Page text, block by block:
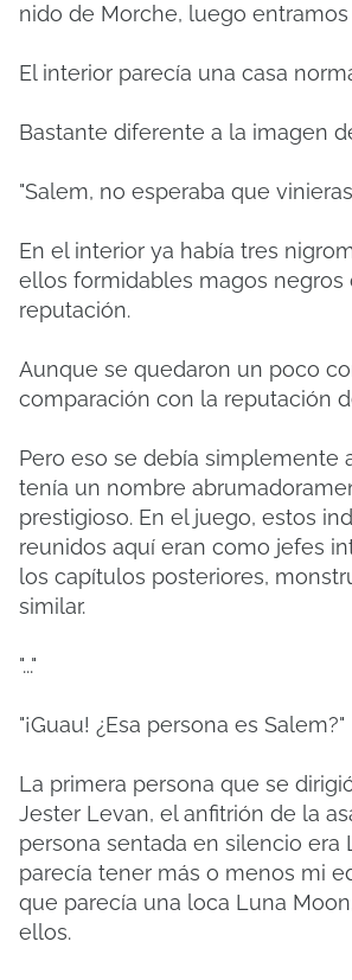
nido de Morche, luego entramos
El interior parecía una casa
Bastante diferente a la imagen
"Salem, no esperaba que
En el interior ya había tres
ellos formidables magos negros
reputación.
Aunque se quedaron un poco
comparación con la reputación
Pero eso se debía simplemente
tenía un nombre
prestigioso. En el juego, estos
reunidos aquí eran como jefes
los capítulos posteriores,
similar.
"..."
"¡Guau! ¿Esa persona es Salem?"
La primera persona que se
Jester Levan, el anfitrión de la
persona sentada en silencio era
parecía tener más o menos mi
que parecía una loca Luna
ellos.